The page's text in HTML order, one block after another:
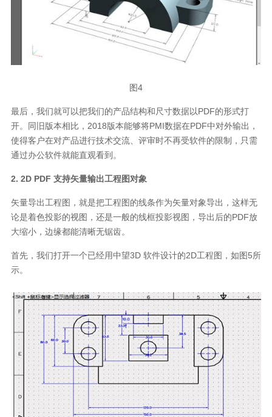
图4
最后，我们就可以把我们的产品结构和尺寸数据以PDF的形式打
开。同旧版本相比，2018版本能够将PMI数据在PDF中对外输出，
使得客户在对产品进行技术交流、评审时不再受软件的限制，只需
通过办公软件就能直观看到。
2. 2D PDF 支持矢量输出工程图对象
矢量导出工程图，就是把工程图的线条作为矢量对象导出，这样无
论是着色投影的视图，还是一般的线框投影视图，导出后的PDF放
大缩小，边缘都能清晰无锯齿。
首先，我们打开一个已经用中望3D 软件设计的2D工程图，如图5所
示。